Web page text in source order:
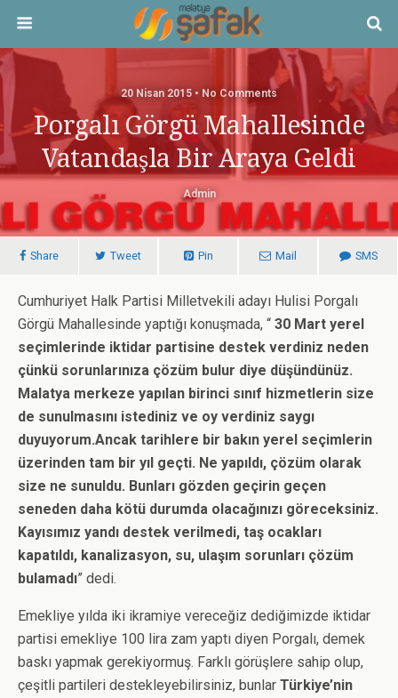
20 Nisan 2015 • No Comments
Porgalı Görgü Mahallesinde
Vatandaşla Bir Araya Geldi
Admin
Share Tweet Pin Mail SMS
Cumhuriyet Halk Partisi Milletvekili adayı Hulisi Porgalı
Görgü Mahallesinde yaptığı konuşmada, “ 30 Mart yerel
seçimlerinde iktidar partisine destek verdiniz neden
çünkü sorunlarınıza çözüm bulur diye düşündünüz.
Malatya merkeze yapılan birinci sınıf hizmetlerin size
de sunulmasını istediniz ve oy verdiniz saygı
duyuyorum.Ancak tarihlere bir bakın yerel seçimlerin
üzerinden tam bir yıl geçti. Ne yapıldı, çözüm olarak
size ne sunuldu. Bunları gözden geçirin geçen
seneden daha kötü durumda olacağınızı göreceksiniz.
Kayısımız yandı destek verilmedi, taş ocakları
kapatıldı, kanalizasyon, su, ulaşım sorunları çözüm
bulamadı” dedi.
Emekliye yılda iki ikramiye vereceğiz dediğimizde iktidar
partisi emekliye 100 lira zam yaptı diyen Porgalı, demek
baskı yapmak gerekiyormuş. Farklı görüşlere sahip olup,
çeşitli partileri destekleyebilirsiniz, bunlar Türkiye’nin